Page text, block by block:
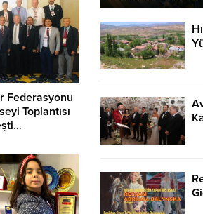
Federasyonu
Toplantısı
2 Kare…